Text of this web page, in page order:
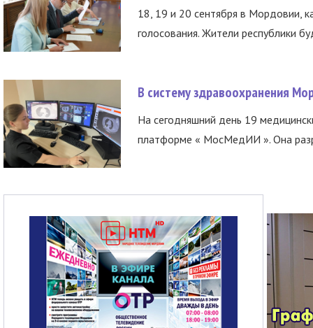
18, 19 и 20 сентября в Мордовии,
голосования. Жители республики
В систему здравоохранения
На сегодняшний день 19
платформе « МосМедИИ ». Она